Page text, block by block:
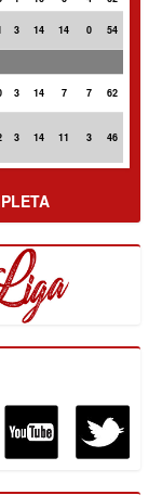
3 14 14 0 54
3 14 7 7 62
3 14 11 3 46